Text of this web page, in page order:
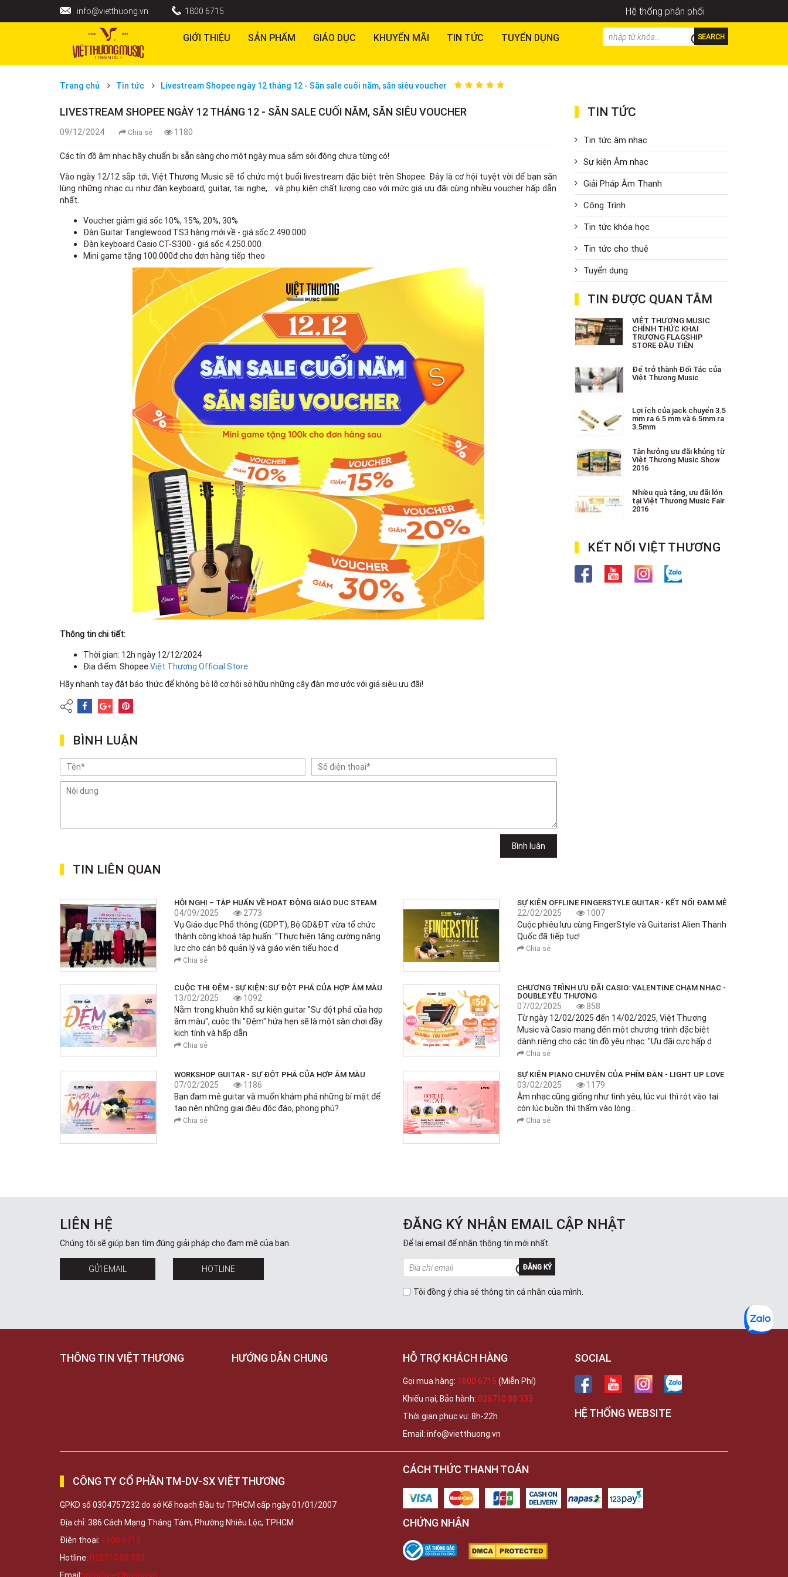
info@vietthuong.vn 1800 6715 Hệ thống phân phối
GIỚI THIỆU SẢN PHẨM GIÁO DỤC KHUYẾN MÃI TIN TỨC TUYỂN DỤNG SEARCH
Trang chủ Tin tức Livestream Shopee ngày 12 tháng 12 - Săn sale cuối năm, săn siêu voucher
LIVESTREAM SHOPEE NGÀY 12 THÁNG 12 - SĂN SALE CUỐI NĂM, SĂN SIÊU VOUCHER
09/12/2024 Chia sẻ 1180
Các tín đồ âm nhạc hãy chuẩn bị sẵn sàng cho một ngày mua sắm sôi động chưa từng có!
Vào ngày 12/12 sắp tới, Việt Thương Music sẽ tổ chức một buổi livestream đặc biệt trên Shopee. Đây là cơ hội tuyệt vời để bạn săn
lùng những nhạc cụ như đàn keyboard, guitar, tai nghe,… và phụ kiện chất lượng cao với mức giá ưu đãi cùng nhiều voucher hấp dẫn
nhất.
Voucher giảm giá sốc 10%, 15%, 20%, 30%
Đàn Guitar Tanglewood TS3 hàng mới về - giá sốc 2.490.000
Đàn keyboard Casio CT-S300 - giá sốc 4.250.000
Mini game tặng 100.000đ cho đơn hàng tiếp theo
Thông tin chi tiết:
Thời gian: 12h ngày 12/12/2024
Địa điểm: ShopeeViệt Thương Official Store
Hãy nhanh tay đặt báo thức để không bỏ lỡ cơ hội sở hữu những cây đàn mơ ước với giá siêu ưu đãi!
BÌNH LUẬN
Bình luận
TIN TỨC
Tin tức âm nhạc
Sự kiện Âm nhạc
Giải Pháp Âm Thanh
Công Trình
Tin tức khóa học
Tin tức cho thuê
Tuyển dụng
TIN ĐƯỢC QUAN TÂM
VIỆT THƯƠNG MUSIC
CHÍNH THỨC KHAI
TRƯƠNG FLAGSHIP
STORE ĐẦU TIÊN
Để trở thành Đối Tác của
Việt Thương Music
Lợi ích của jack chuyển 3.5
mm ra 6.5 mm và 6.5mm ra
3.5mm
Tận hưởng ưu đãi khủng từ
Việt Thương Music Show
2016
Nhiều quà tặng, ưu đãi lớn
tại Việt Thương Music Fair
2016
KẾT NỐI VIỆT THƯƠNG
TIN LIÊN QUAN
HỘI NGHỊ – TẬP HUẤN VỀ HOẠT ĐỘNG GIÁO DỤC STEAM
04/09/2025
2773
Vụ Giáo dục Phổ thông (GDPT), Bộ GD&ĐT vừa tổ chức
thành công khoá tập huấn: “Thực hiện tăng cường năng
lực cho cán bộ quản lý và giáo viên tiểu học d
Chia sẻ
SỰ KIỆN OFFLINE FINGERSTYLE GUITAR - KẾT NỐI ĐAM MÊ
22/02/2025
1007
Cuộc phiêu lưu cùng FingerStyle và Guitarist Alien Thanh
Quốc đã tiếp tục!
Chia sẻ
CUỘC THI ĐỆM - SỰ KIỆN: SỰ ĐỘT PHÁ CỦA HỢP ÂM MÀU
13/02/2025
1092
Nằm trong khuôn khổ sự kiện guitar "Sự đột phá của hợp
âm màu", cuộc thi "Đệm" hứa hẹn sẽ là một sân chơi đầy
kịch tính và hấp dẫn
Chia sẻ
CHƯƠNG TRÌNH ƯU ĐÃI CASIO: VALENTINE CHẠM NHẠC -
DOUBLE YÊU THƯƠNG
07/02/2025
858
Từ ngày 12/02/2025 đến 14/02/2025, Việt Thương
Music và Casio mang đến một chương trình đặc biệt
dành riêng cho các tín đồ yêu nhạc: "Ưu đãi cực hấp d
Chia sẻ
WORKSHOP GUITAR - SỰ ĐỘT PHÁ CỦA HỢP ÂM MÀU
07/02/2025
1186
Bạn đam mê guitar và muốn khám phá những bí mật để
tạo nên những giai điệu độc đáo, phong phú?
Chia sẻ
SỰ KIỆN PIANO CHUYỆN CỦA PHÍM ĐÀN - LIGHT UP LOVE
03/02/2025
1179
Âm nhạc cũng giống như tình yêu, lúc vui thì rót vào tai
còn lúc buồn thì thấm vào lòng...
Chia sẻ
LIÊN HỆ
Chúng tôi sẽ giúp bạn tìm đúng giải pháp cho đam mê của bạn.
GỬI EMAIL HOTLINE
ĐĂNG KÝ NHẬN EMAIL CẬP NHẬT
Để lại email để nhận thông tin mới nhất.
ĐĂNG KÝ
Tôi đồng ý chia sẻ thông tin cá nhân của mình.
THÔNG TIN VIỆT THƯƠNG HƯỚNG DẪN CHUNG HỖ TRỢ KHÁCH HÀNG
Gọi mua hàng: 1800 6715 (Miễn Phí)
Khiếu nại, Bảo hành: 028710 88 333
Thời gian phục vụ: 8h-22h
Email: info@vietthuong.vn
SOCIAL
HỆ THỐNG WEBSITE
CÔNG TY CỔ PHẦN TM-DV-SX VIỆT THƯƠNG
GPKD số 0304757232 do sở Kế hoạch Đầu tư TPHCM cấp ngày 01/01/2007
Địa chỉ: 386 Cách Mạng Tháng Tám, Phường Nhiêu Lộc, TPHCM
Điện thoại: 1800 6715
Hotline: 028710 88 333
CÁCH THỨC THANH TOÁN
CHỨNG NHẬN